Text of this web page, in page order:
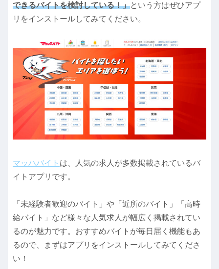
できるバイトを検討している！」という方はぜひアプ
リをインストールしてみてください。
マッハバイト は、人気の求人が多数掲載されているバ
イトアプリです。
「未経験者歓迎のバイト」や「近所のバイト」「高時
給バイト」など様々な人気求人が幅広く掲載されてい
るのが魅力です。おすすめバイトが毎日届く機能もあ
るので、まずはアプリをインストールしてみてくださ
い！